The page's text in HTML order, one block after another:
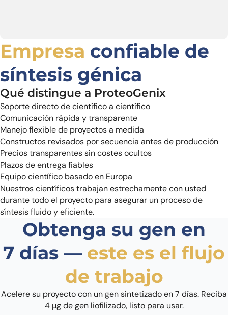
Empresa confiable de
síntesis génica
Qué distingue a ProteoGenix
Soporte directo de científico a científico
Comunicación rápida y transparente
Manejo flexible de proyectos a medida
Constructos revisados por secuencia antes de producción
Precios transparentes sin costes ocultos
Plazos de entrega fiables
Equipo científico basado en Europa
Nuestros científicos trabajan estrechamente con usted
durante todo el proyecto para asegurar un proceso de
síntesis fluido y eficiente.
Obtenga su gen en
7 días — este es el flujo
de trabajo
Acelere su proyecto con un gen sintetizado en 7 días. Reciba
4 μg de gen liofilizado, listo para usar.